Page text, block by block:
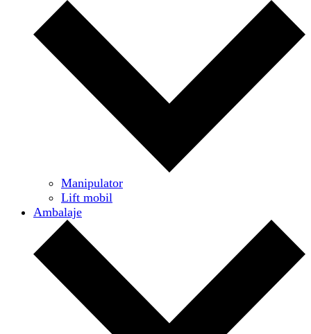
Manipulator
Lift mobil
Ambalaje